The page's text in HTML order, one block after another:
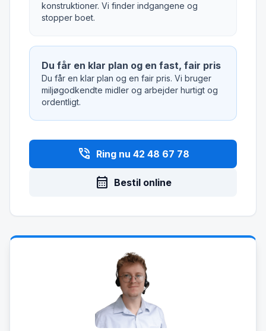
konstruktioner. Vi finder indgangene og
stopper boet.
Du får en klar plan og en fast, fair pris
Du får en klar plan og en fair pris. Vi bruger
miljøgodkendte midler og arbejder hurtigt og
ordentligt.
phone_in_talk Ring nu 42 48 67 78
calendar_month Bestil online